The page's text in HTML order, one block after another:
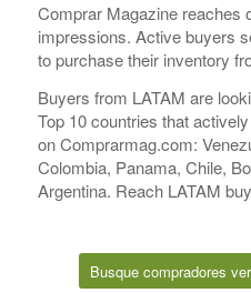
Comprar Magazine reaches
impressions. Active buyers
to purchase their inventory
Buyers from LATAM are
Top 10 countries that
on Comprarmag.com:
Colombia, Panama, Chile,
Argentina. Reach LATAM
Busque compradores